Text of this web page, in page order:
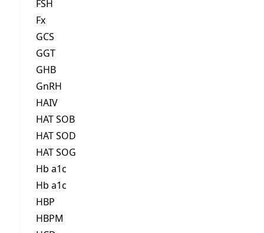
FSH
Fx
GCS
GGT
GHB
GnRH
HAIV
HAT SOB
HAT SOD
HAT SOG
Hb a1c
Hb a1c
HBP
HBPM